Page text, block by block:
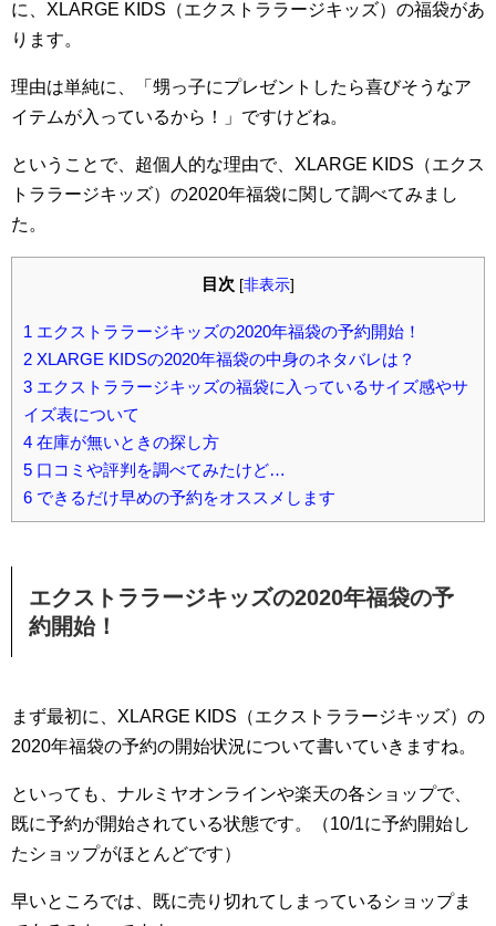
に、XLARGE KIDS（エクストララージキッズ）の福袋があ
ります。
理由は単純に、「甥っ子にプレゼントしたら喜びそうなア
イテムが入っているから！」ですけどね。
ということで、超個人的な理由で、XLARGE KIDS（エクス
トララージキッズ）の2020年福袋に関して調べてみまし
た。
目次 [非表示]
1 エクストララージキッズの2020年福袋の予約開始！
2 XLARGE KIDSの2020年福袋の中身のネタバレは？
3 エクストララージキッズの福袋に入っているサイズ感やサ
イズ表について
4 在庫が無いときの探し方
5 口コミや評判を調べてみたけど…
6 できるだけ早めの予約をオススメします
エクストララージキッズの2020年福袋の予
約開始！
まず最初に、XLARGE KIDS（エクストララージキッズ）の
2020年福袋の予約の開始状況について書いていきますね。
といっても、ナルミヤオンラインや楽天の各ショップで、
既に予約が開始されている状態です。（10/1に予約開始し
たショップがほとんどです）
早いところでは、既に売り切れてしまっているショップま